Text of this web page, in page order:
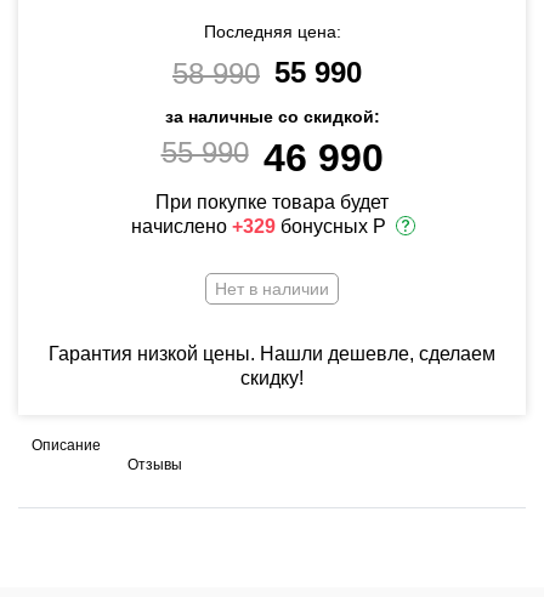
Последняя цена:
58 990 55 990
за наличные со скидкой:
55 990 46 990
При покупке товара будет
начислено +329 бонусных Р
Нет в наличии
Гарантия низкой цены. Нашли дешевле, сделаем
скидку!
Описание
Отзывы